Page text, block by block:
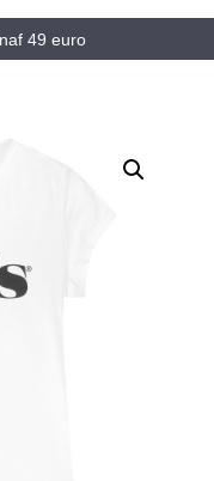
49 euro